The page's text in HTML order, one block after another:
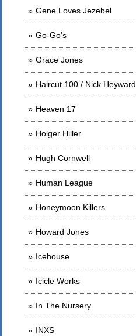
Gene Loves Jezebel
Go-Go's
Grace Jones
Haircut 100 / Nick Heyward
Heaven 17
Holger Hiller
Hugh Cornwell
Human League
Honeymoon Killers
Howard Jones
Icehouse
Icicle Works
In The Nursery
INXS